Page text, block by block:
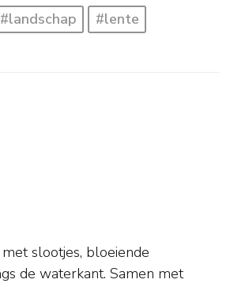
#landschap #lente